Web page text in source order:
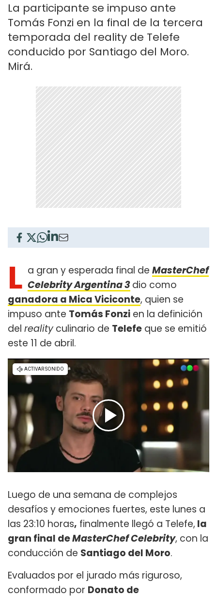
La participante se impuso ante
Tomás Fonzi en la final de la tercera
temporada del reality de Telefe
conducido por Santiago del Moro.
Mirá.
L a gran y esperada final de MasterChef
Celebrity Argentina3dio como
ganadora a Mica Viciconte, quien se
impuso ante Tomás Fonzi en la definición
del realityculinario de Telefe que se emitió
este 11 de abril.
Luego de una semana de complejos
desafíos y emociones fuertes, este lunes a
las 23:10 horas, finalmente llegó a Telefe, la
gran final deMasterChef Celebrity, con la
conducción de Santiago del Moro.
Evaluados por el jurado más riguroso,
conformado por Donato de